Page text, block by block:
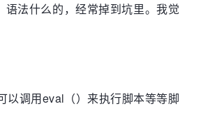
法什么的，经常掉到坑里。我觉
以调用eval（）来执行脚本等等脚